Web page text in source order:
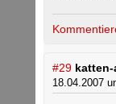
#29
18.04.2007